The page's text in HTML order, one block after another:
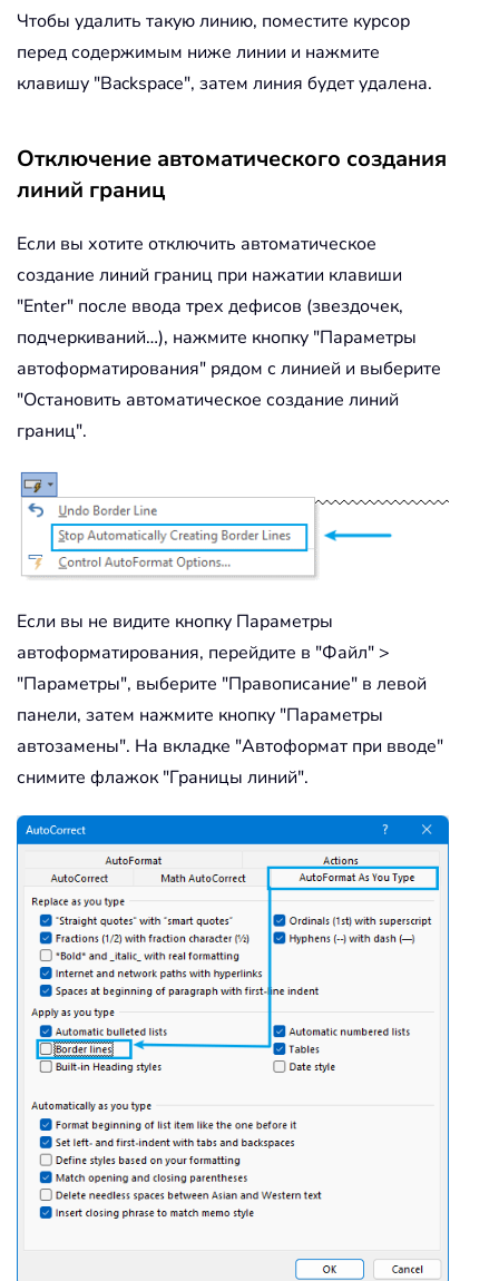
Чтобы удалить такую линию, поместите курсор
перед содержимым ниже линии и нажмите
клавишу "Backspace", затем линия будет удалена.
Отключение автоматического создания
линий границ
Если вы хотите отключить автоматическое
создание линий границ при нажатии клавиши
"Enter" после ввода трех дефисов (звездочек,
подчеркиваний…), нажмите кнопку "Параметры
автоформатирования" рядом с линией и выберите
"Остановить автоматическое создание линий
границ".
Если вы не видите кнопку Параметры
автоформатирования, перейдите в "Файл" >
"Параметры", выберите "Правописание" в левой
панели, затем нажмите кнопку "Параметры
автозамены". На вкладке "Автоформат при вводе"
снимите флажок "Границы линий".